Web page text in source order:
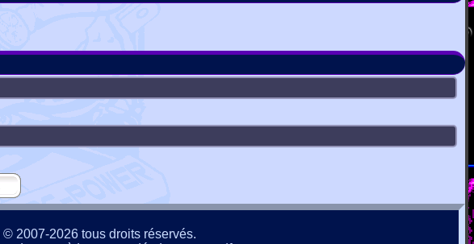
© 2007-2026 tous droits réservés.